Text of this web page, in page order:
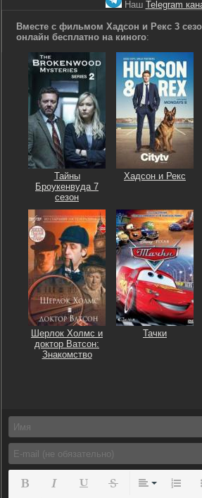
Наш Telegram
Вместе с фильмом Хадсон и Рекс 3
онлайн бесплатно на киного:
Тайны
Броукенвуда 7
сезон
Хадсон и Рекс
Шерлок Холмс и
доктор Ватсон:
Знакомство
Тачки